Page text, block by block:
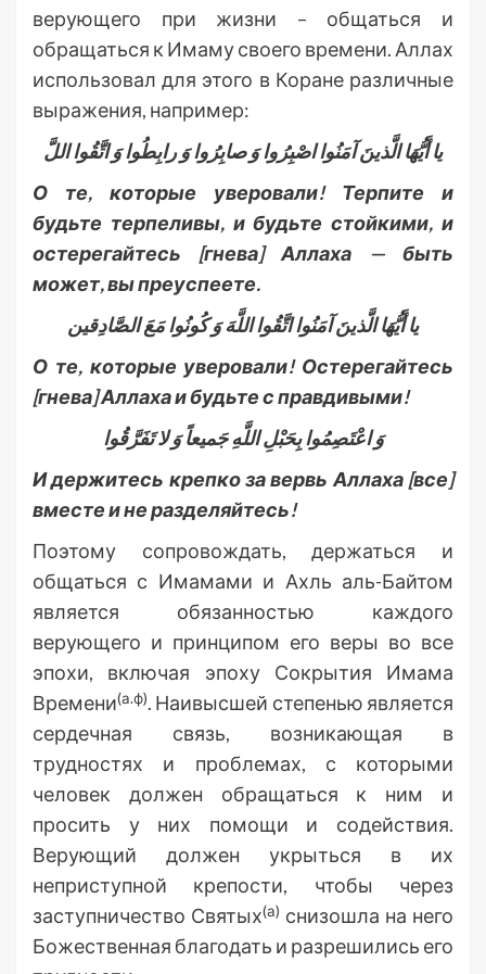
верующего при жизни – общаться и
обращаться к Имаму своего времени. Аллах
использовал для этого в Коране различные
выражения, например:
یا أَیُّهَا الَّذینَ آمَنُوا اصْبِرُوا وَ صابِرُوا وَ رابِطُوا وَ اتَّقُوا اللَّ
О те, которые уверовали! Терпите и
будьте терпеливы, и будьте стойкими, и
остерегайтесь [гнева] Аллаха — быть
может, вы преуспеете.
یا أَیُّهَا الَّذینَ آمَنُوا اتَّقُوا اللَّهَ وَ کُونُوا مَعَ‏ الصَّادِقین
О те, которые уверовали! Остерегайтесь
[гнева] Аллаха и будьте с правдивыми!
وَ اعْتَصِمُوا بِحَبْلِ اللَّهِ جَمیعاً وَ لا تَفَرَّقُوا
И держитесь крепко за вервь Аллаха [все]
вместе и не разделяйтесь!
Поэтому сопровождать, держаться и
общаться с Имамами и Ахль аль-Байтом
является обязанностью каждого
верующего и принципом его веры во все
эпохи, включая эпоху Сокрытия Имама
Времени(а.ф). Наивысшей степенью является
сердечная связь, возникающая в
трудностях и проблемах, с которыми
человек должен обращаться к ним и
просить у них помощи и содействия.
Верующий должен укрыться в их
неприступной крепости, чтобы через
заступничество Святых(а) снизошла на него
Божественная благодать и разрешились его